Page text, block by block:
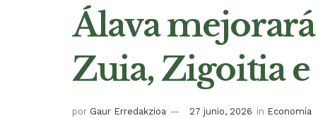
Álava
Zuia, Zigoitia
por Gaur Erredakzioa 27 junio, 2026 in Economía